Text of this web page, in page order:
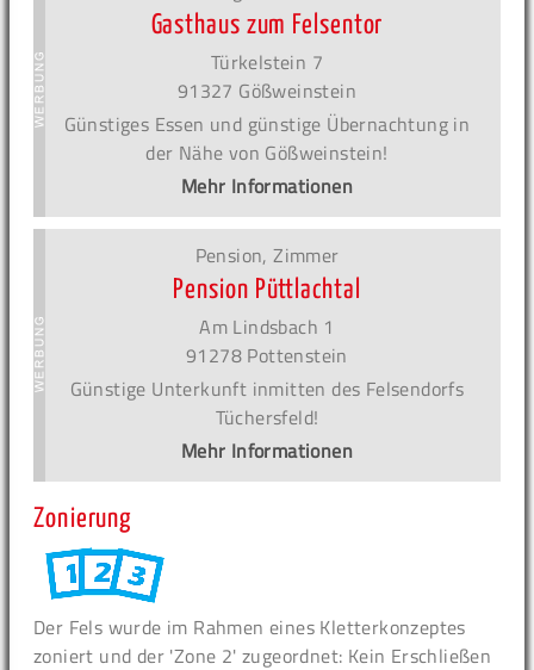
Gasthaus zum Felsentor
Türkelstein 7
91327 Gößweinstein
Günstiges Essen und günstige Übernachtung in
der Nähe von Gößweinstein!
Mehr Informationen
Pension, Zimmer
Pension Püttlachtal
Am Lindsbach 1
91278 Pottenstein
Günstige Unterkunft inmitten des Felsendorfs
Tüchersfeld!
Mehr Informationen
Zonierung
Der Fels wurde im Rahmen eines Kletterkonzeptes
zoniert und der 'Zone 2' zugeordnet: Kein Erschließen